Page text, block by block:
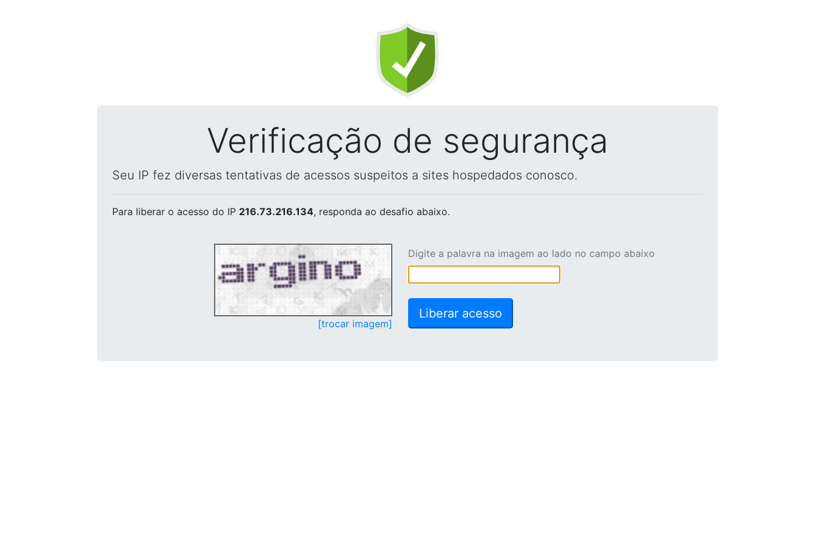
Verificação de segurança
Seu IP fez diversas tentativas de acessos suspeitos a sites hospedados conosco.
Para liberar o acesso do IP 216.73.216.134, responda ao desafio abaixo.
[trocar imagem]
Digite a palavra na imagem ao lado no campo abaixo